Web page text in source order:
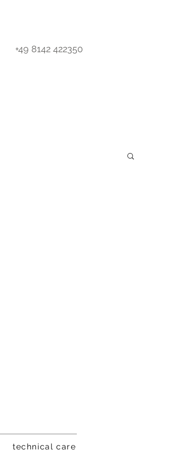
+49 8142 422350
technical care